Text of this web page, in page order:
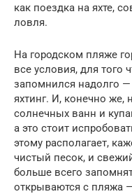
как поездка на яхте,
ловля.
На городском пляже
все условия, для того
запомнился надолго —
яхтинг. И, конечно же,
солнечных ванн и
а это стоит
этому располагает,
чистый песок, и
больше всего
открываются с пляжа